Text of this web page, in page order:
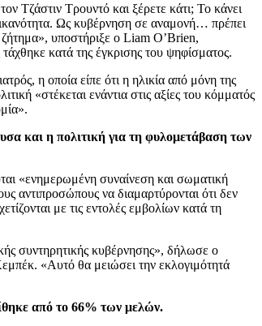
Τζάστιν Τρουντό και ξέρετε κάτι; Το κάνει
Ως κυβέρνηση σε αναμονή… πρέπει
ζήτημα», υποστήριξε ο Liam O’Brien,
κατά της έγκρισης του ψηφίσματος.
η οποία είπε ότι η ηλικία από μόνη της
«στέκεται ενάντια στις αξίες του κόμματός
και η πολιτική για τη φυλομετάβαση των
«ενημερωμένη συναίνεση και σωματική
αντιπροσώπους να διαμαρτύρονται ότι δεν
με τις εντολές εμβολίων κατά τη
συντηρητικής κυβέρνησης», δήλωσε ο
«Αυτό θα μειώσει την εκλογιμότητά
από το 66% των μελών.